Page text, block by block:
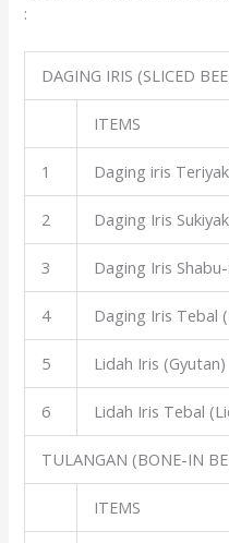
:
DAGING IRIS (SLICED
ITEMS
1 Daging iris
2 Daging Iris
3 Daging Iris
4 Daging Iris Tebal
5 Lidah Iris (Gyutan)
6 Lidah Iris Tebal
TULANGAN (BONE-IN
ITEMS